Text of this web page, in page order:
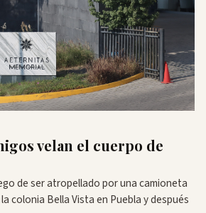
velan el cuerpo de
de ser atropellado por una camioneta
colonia Bella Vista en Puebla y después